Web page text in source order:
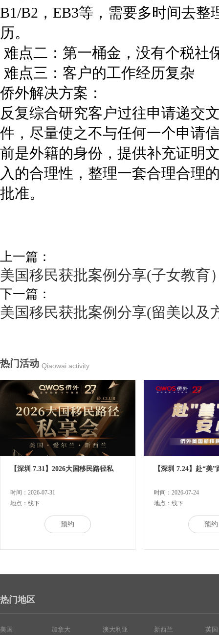
B1/B2，EB3等，需要多时间去
历。
难点二：第一桶金，没有个税社
难点三：客户的工作经历复杂
侨外解决方案：
反复综合研究客户过往申请递交
件，尽量使之不与任何一个申请
前是外籍的身份，提供补充证明
入的合理性，整理一套合理合理
批准。
上一篇：
美国移民获批案例分享(子女教育
下一篇：
美国移民获批案例分享(留美以及
热门活动 Qiaowai activity
【深圳 7.31】2026大国移民路径私
时间：2026-07-31
地点：线下
预约
【深圳 7.24】赴“美
时间：2026-07-24
地点：线下
预约
热门地区
美国
加拿大
澳大利亚
新西兰
英国